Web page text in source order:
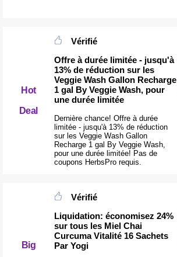
Hot
Deal
Vérifié
Offre à durée limitée - jusqu'à
13% de réduction sur les
Veggie Wash Gallon Recharge
1 gal By Veggie Wash, pour
une durée limitée
Dernière chance! Offre à durée
limitée - jusqu'à 13% de réduction
sur les Veggie Wash Gallon
Recharge 1 gal By Veggie Wash,
pour une durée limitée! Pas de
coupons HerbsPro requis.
Big
Vérifié
Liquidation: économisez 24%
sur tous les Miel Chai
Curcuma Vitalité 16 Sachets
Par Yogi